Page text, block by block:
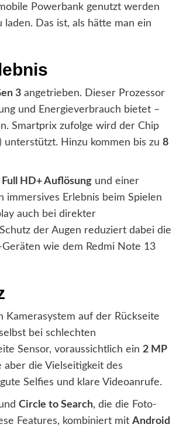
Powerbank genutzt werden
Das ist, als hätte man ein
3angetrieben. Dieser Prozessor
und Energieverbrauch bietet –
Smartprix zufolge wird der Chip
Hinzu kommen bis zu 8
Full HD+ Auflösungund einer
Erlebnis beim Spielen
auch bei direkter
der Augen reduziert dabei die
wie dem Redmi Note 13
auf der Rückseite
bei schlechten
Sensor, voraussichtlich ein 2 MP
die Vielseitigkeit des
Selfies und klare Videoanrufe.
Circle to Search, die die Foto-
Features, kombiniert mit Android